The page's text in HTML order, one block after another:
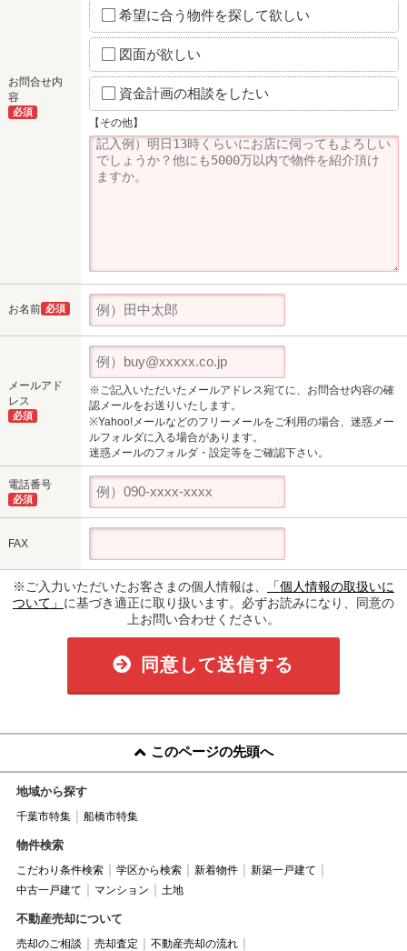
お問合せ内
容
必須
希望に合う物件を探して欲しい
図面が欲しい
資金計画の相談をしたい
【その他】
お名前 必須
メールアド
レス
必須
※ご記入いただいたメールアドレス宛てに、お問合せ内容の確
認メールをお送りいたします。
※Yahoo!メールなどのフリーメールをご利用の場合、迷惑メー
ルフォルダに入る場合があります。
迷惑メールのフォルダ・設定等をご確認下さい。
電話番号
必須
FAX
※ご入力いただいたお客さまの個人情報は、
「個人情報の取扱いに
ついて」 に基づき適正に取り扱います。必ずお読みになり、同意の
上お問い合わせください。
同意して送信する
このページの先頭へ
地域から探す
千葉市特集 船橋市特集
物件検索
こだわり条件検索 学区から検索 新着物件
新築一戸建て
中古一戸建て
マンション 土地
不動産売却について
売却のご相談 売却査定
不動産売却の流れ